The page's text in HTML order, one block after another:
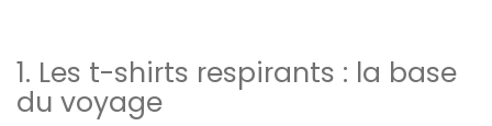
1. Les t-shirts respirants : la base
du voyage